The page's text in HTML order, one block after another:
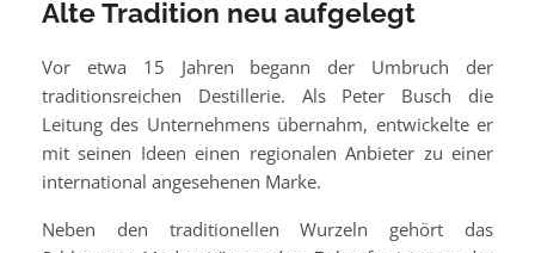
Alte Tradition neu aufgelegt
Vor etwa 15 Jahren begann der Umbruch der
traditionsreichen Destillerie. Als Peter Busch die
Leitung des Unternehmens übernahm, entwickelte er
mit seinen Ideen einen regionalen Anbieter zu einer
international angesehenen Marke.
Neben den traditionellen Wurzeln gehört das